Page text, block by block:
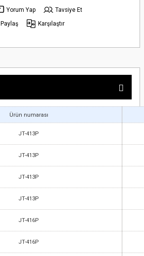
Yorum Yap
Tavsiye Et
Paylaş Karşılaştır
Ürün numarası
JT-413P
JT-413P
JT-413P
JT-413P
JT-416P
JT-416P